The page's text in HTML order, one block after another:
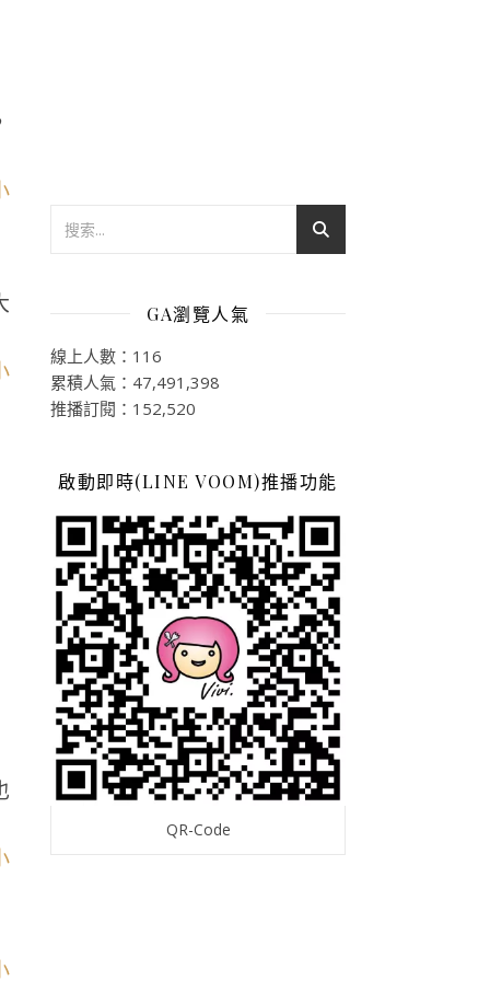
GA瀏覽人氣
線上人數：116
累積人氣：47,491,398
推播訂閱：152,520
啟動即時(LINE VOOM)推播功能
QR-Code